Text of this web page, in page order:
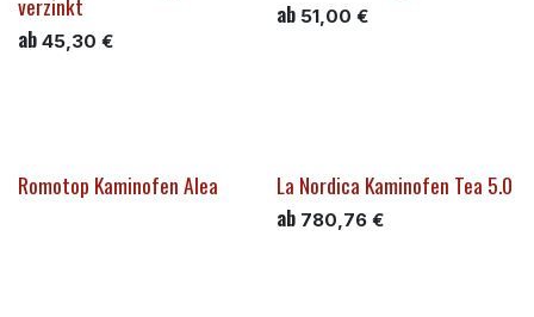
ab 45,30 €
ab 51,00 €
Romotop Kaminofen Alea La Nordica Kaminofen Tea 5.0
ab 780,76€